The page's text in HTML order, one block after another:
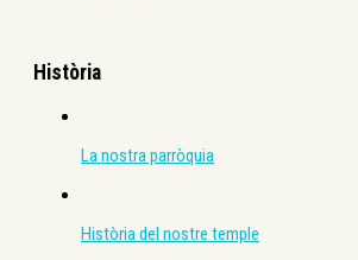
Història
La nostra parròquia
Història del nostre temple